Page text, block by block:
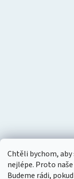
Chtěli bychom, aby
nejlépe. Proto
Budeme rádi,